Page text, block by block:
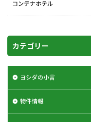
コンテナホテル
カテゴリー
ヨシダの小言
物件情報